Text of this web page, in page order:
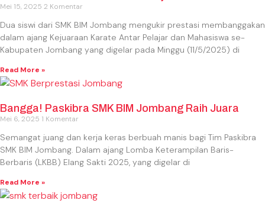
Mei 15, 2025 2 Komentar
Dua siswi dari SMK BIM Jombang mengukir prestasi membanggakan
dalam ajang Kejuaraan Karate Antar Pelajar dan Mahasiswa se-
Kabupaten Jombang yang digelar pada Minggu (11/5/2025) di
Read More »
Bangga! Paskibra SMK BIM Jombang Raih Juara
Mei 6, 2025 1 Komentar
Semangat juang dan kerja keras berbuah manis bagi Tim Paskibra
SMK BIM Jombang. Dalam ajang Lomba Keterampilan Baris-
Berbaris (LKBB) Elang Sakti 2025, yang digelar di
Read More »